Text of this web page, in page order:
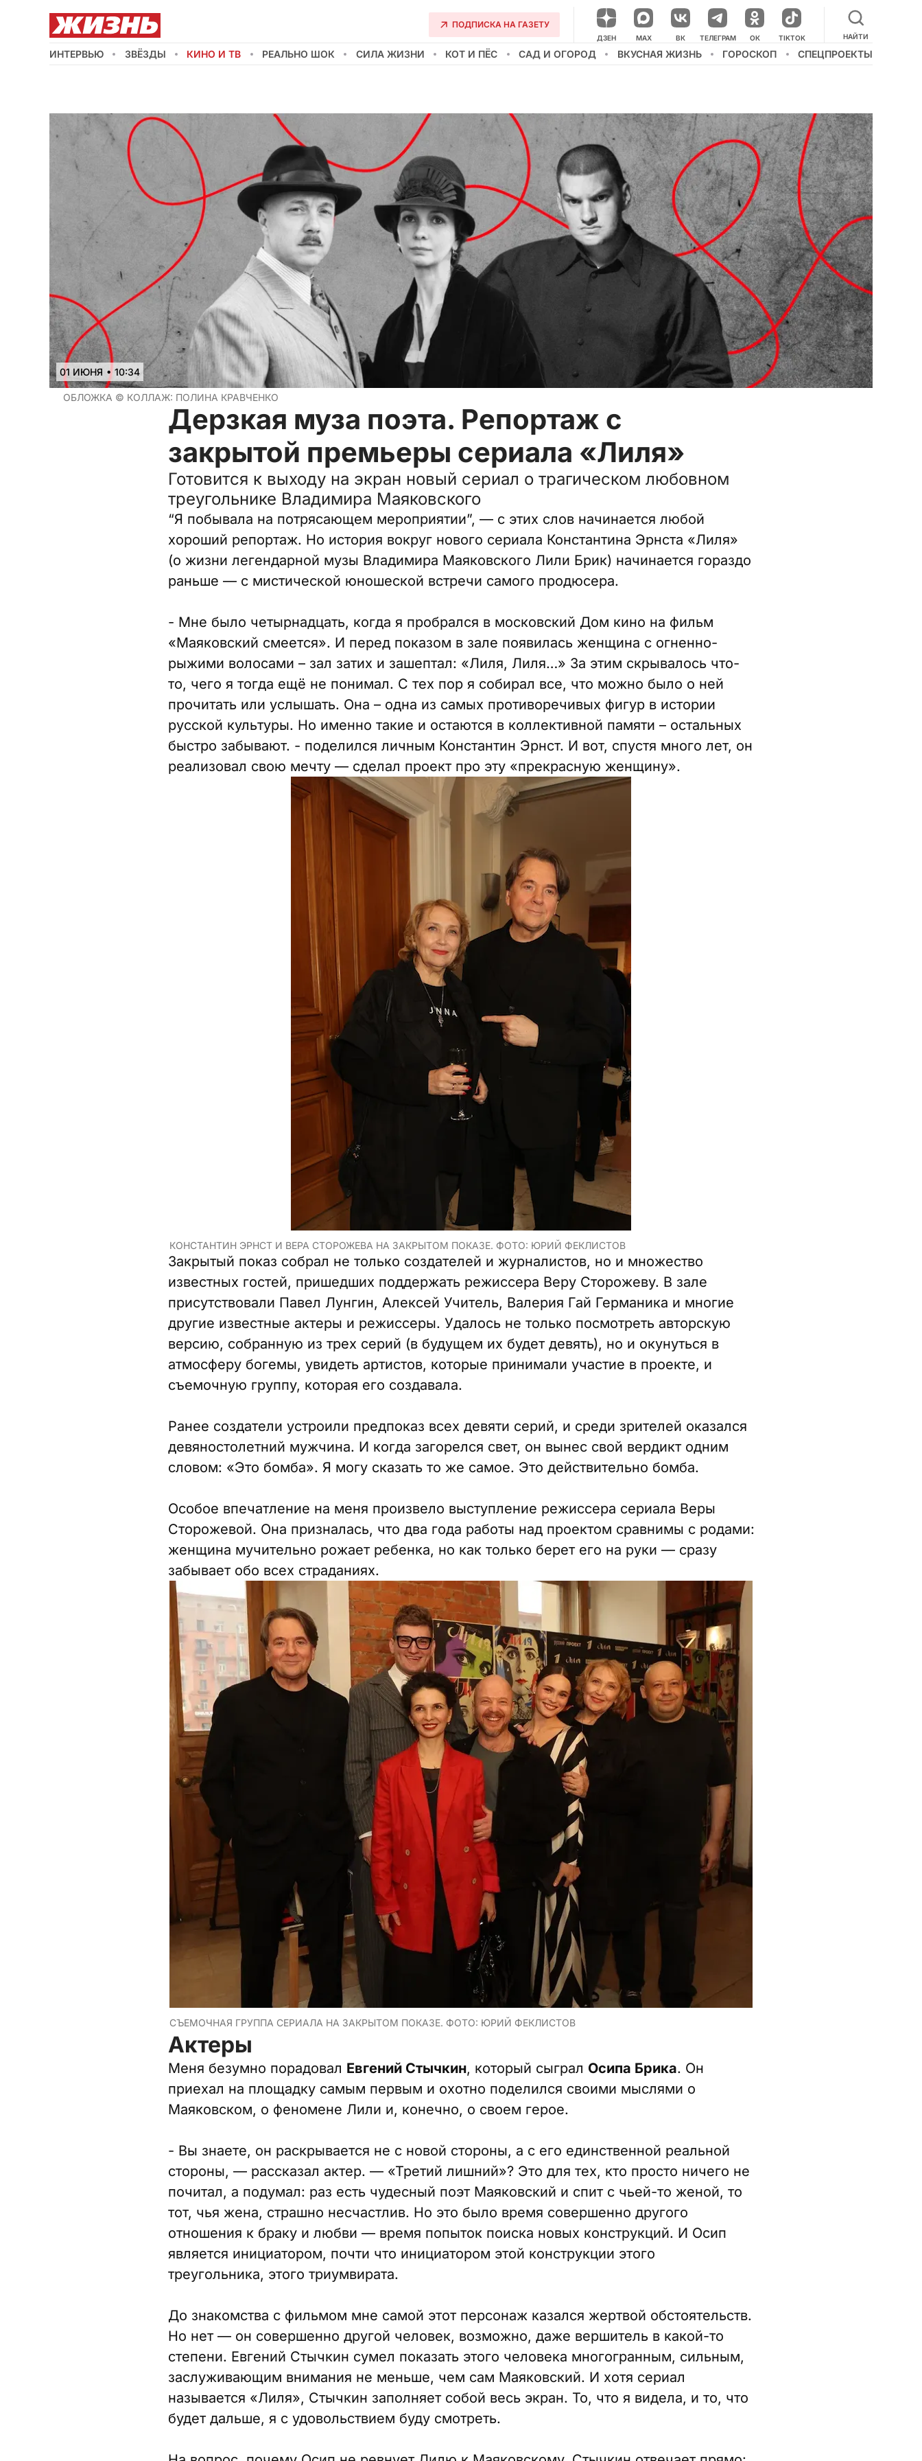
ПОДПИСКА НА ГАЗЕТУ
ДЗЕН НАШ КАНАЛ В МЕССЕНДЖЕРЕ
MAX ВК ТЕЛЕГРАМ ОК TIKTOK НАЙТИ
ИНТЕРВЬЮ ЗВЁЗДЫ КИНО И ТВ РЕАЛЬНО ШОК СИЛА ЖИЗНИ КОТ И ПЁС САД И ОГОРОД ВКУСНАЯ ЖИЗНЬ ГОРОСКОП СПЕЦПРОЕКТЫ
01 ИЮНЯ • 10:34
ОБЛОЖКА © КОЛЛАЖ: ПОЛИНА КРАВЧЕНКО
Дерзкая муза поэта. Репортаж с
закрытой премьеры сериала «Лиля»
Готовится к выходу на экран новый сериал о трагическом любовном
треугольнике Владимира Маяковского
“Я побывала на потрясающем мероприятии”, — с этих слов начинается любой
хороший репортаж. Но история вокруг нового сериала Константина Эрнста «Лиля»
(о жизни легендарной музы Владимира Маяковского Лили Брик) начинается гораздо
раньше — с мистической юношеской встречи самого продюсера.
- Мне было четырнадцать, когда я пробрался в московский Дом кино на фильм
«Маяковский смеется». И перед показом в зале появилась женщина с огненно-
рыжими волосами – зал затих и зашептал: «Лиля, Лиля…» За этим скрывалось что-
то, чего я тогда ещё не понимал. С тех пор я собирал все, что можно было о ней
прочитать или услышать. Она – одна из самых противоречивых фигур в истории
русской культуры. Но именно такие и остаются в коллективной памяти – остальных
быстро забывают. - поделился личным Константин Эрнст. И вот, спустя много лет, он
реализовал свою мечту — сделал проект про эту «прекрасную женщину».
КОНСТАНТИН ЭРНСТ И ВЕРА СТОРОЖЕВА НА ЗАКРЫТОМ ПОКАЗЕ. ФОТО: ЮРИЙ ФЕКЛИСТОВ
Закрытый показ собрал не только создателей и журналистов, но и множество
известных гостей, пришедших поддержать режиссера Веру Сторожеву. В зале
присутствовали Павел Лунгин, Алексей Учитель, Валерия Гай Германика и многие
другие известные актеры и режиссеры. Удалось не только посмотреть авторскую
версию, собранную из трех серий (в будущем их будет девять), но и окунуться в
атмосферу богемы, увидеть артистов, которые принимали участие в проекте, и
съемочную группу, которая его создавала.
Ранее создатели устроили предпоказ всех девяти серий, и среди зрителей оказался
девяностолетний мужчина. И когда загорелся свет, он вынес свой вердикт одним
словом: «Это бомба». Я могу сказать то же самое. Это действительно бомба.
Особое впечатление на меня произвело выступление режиссера сериала Веры
Сторожевой. Она призналась, что два года работы над проектом сравнимы с родами:
женщина мучительно рожает ребенка, но как только берет его на руки — сразу
забывает обо всех страданиях.
СЪЕМОЧНАЯ ГРУППА СЕРИАЛА НА ЗАКРЫТОМ ПОКАЗЕ. ФОТО: ЮРИЙ ФЕКЛИСТОВ
Актеры
Меня безумно порадовал Евгений Стычкин, который сыграл Осипа Брика. Он
приехал на площадку самым первым и охотно поделился своими мыслями о
Маяковском, о феномене Лили и, конечно, о своем герое.
- Вы знаете, он раскрывается не с новой стороны, а с его единственной реальной
стороны, — рассказал актер. — «Третий лишний»? Это для тех, кто просто ничего не
почитал, а подумал: раз есть чудесный поэт Маяковский и спит с чьей-то женой, то
тот, чья жена, страшно несчастлив. Но это было время совершенно другого
отношения к браку и любви — время попыток поиска новых конструкций. И Осип
является инициатором, почти что инициатором этой конструкции этого
треугольника, этого триумвирата.
До знакомства с фильмом мне самой этот персонаж казался жертвой обстоятельств.
Но нет — он совершенно другой человек, возможно, даже вершитель в какой-то
степени. Евгений Стычкин сумел показать этого человека многогранным, сильным,
заслуживающим внимания не меньше, чем сам Маяковский. И хотя сериал
называется «Лиля», Стычкин заполняет собой весь экран. То, что я видела, и то, что
будет дальше, я с удовольствием буду смотреть.